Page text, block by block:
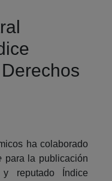
ha colaborado
para la publicación
reputado Índice